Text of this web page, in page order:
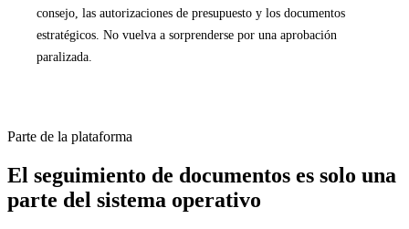
consejo, las autorizaciones de presupuesto y los documentos
estratégicos. No vuelva a sorprenderse por una aprobación
paralizada.
Parte de la plataforma
El seguimiento de documentos es solo una
parte del sistema operativo